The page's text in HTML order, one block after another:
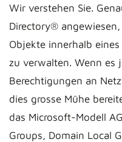
Wir verstehen Sie.
Directory®
Objekte innerhalb
zu verwalten. Wenn es
Berechtigungen an
dies grosse Mühe
das Microsoft-Modell
Groups, Domain Local